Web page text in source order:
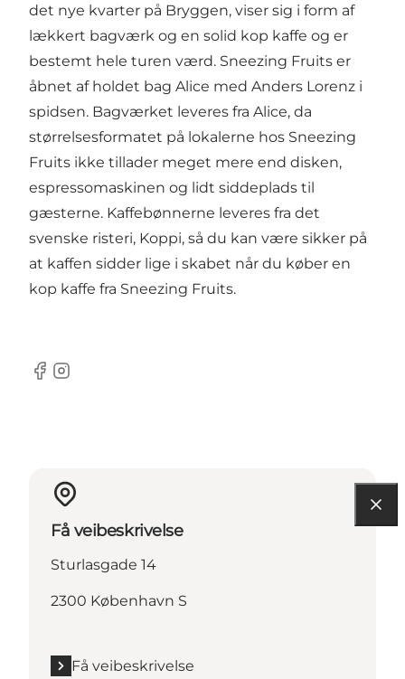
det nye kvarter på Bryggen, viser sig i form af
lækkert bagværk og en solid kop kaffe og er
bestemt hele turen værd. Sneezing Fruits er
åbnet af holdet bag Alice med Anders Lorenz i
spidsen. Bagværket leveres fra Alice, da
størrelsesformatet på lokalerne hos Sneezing
Fruits ikke tillader meget mere end disken,
espressomaskinen og lidt siddeplads til
gæsterne. Kaffebønnerne leveres fra det
svenske risteri, Koppi, så du kan være sikker på
at kaffen sidder lige i skabet når du køber en
kop kaffe fra Sneezing Fruits.
Facebook
Instagram
Få veibeskrivelse
Sturlasgade 14
2300 København S
Få veibeskrivelse